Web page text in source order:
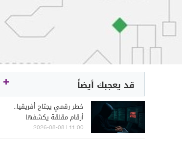
قد يعجبك أيضاً
خطر رقمي يجتاح أفريقيا..
أرقام مقلقة يكشفها
"الإنتربول"
11:00 | 2026-08-08